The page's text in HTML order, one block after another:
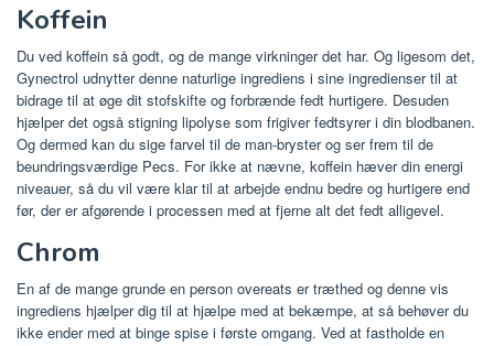
Koffein
Du ved koffein så godt, og de mange virkninger det har. Og ligesom det,
Gynectrol udnytter denne naturlige ingrediens i sine ingredienser til at
bidrage til at øge dit stofskifte og forbrænde fedt hurtigere. Desuden
hjælper det også stigning lipolyse som frigiver fedtsyrer i din blodbanen.
Og dermed kan du sige farvel til de man-bryster og ser frem til de
beundringsværdige Pecs. For ikke at nævne, koffein hæver din energi
niveauer, så du vil være klar til at arbejde endnu bedre og hurtigere end
før, der er afgørende i processen med at fjerne alt det fedt alligevel.
Chrom
En af de mange grunde en person overeats er træthed og denne vis
ingrediens hjælper dig til at hjælpe med at bekæmpe, at så behøver du
ikke ender med at binge spise i første omgang. Ved at fastholde en